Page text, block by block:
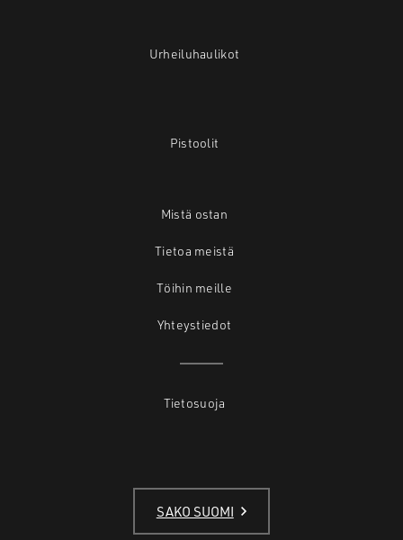
Urheiluhaulikot
Pistoolit
Mistä ostan
Tietoa meistä
Töihin meille
Yhteystiedot
Tietosuoja
SAKO SUOMI